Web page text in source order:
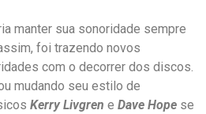
manter sua sonoridade sempre
foi trazendo novos
com o decorrer dos discos.
mudando seu estilo de
Kerry Livgren e Dave Hope se